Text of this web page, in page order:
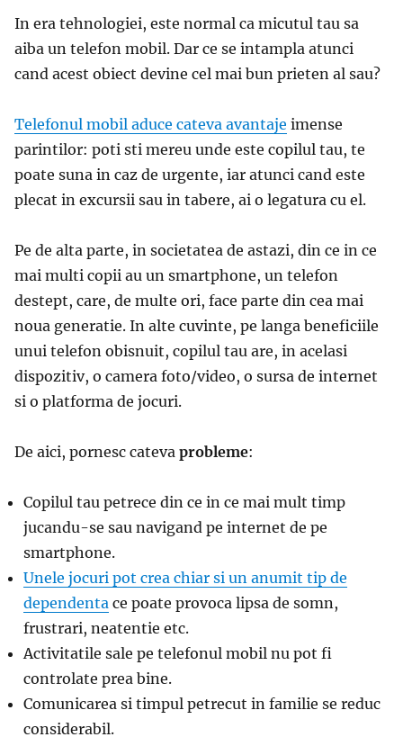
In era tehnologiei, este normal ca micutul tau sa
aiba un telefon mobil. Dar ce se intampla atunci
cand acest obiect devine cel mai bun prieten al sau?
Telefonul mobil aduce cateva avantaje imense
parintilor: poti sti mereu unde este copilul tau, te
poate suna in caz de urgente, iar atunci cand este
plecat in excursii sau in tabere, ai o legatura cu el.
Pe de alta parte, in societatea de astazi, din ce in ce
mai multi copii au un smartphone, un telefon
destept, care, de multe ori, face parte din cea mai
noua generatie. In alte cuvinte, pe langa beneficiile
unui telefon obisnuit, copilul tau are, in acelasi
dispozitiv, o camera foto/video, o sursa de internet
si o platforma de jocuri.
De aici, pornesc cateva probleme:
Copilul tau petrece din ce in ce mai mult timp
jucandu-se sau navigand pe internet de pe
smartphone.
Unele jocuri pot crea chiar si un anumit tip de
dependenta ce poate provoca lipsa de somn,
frustrari, neatentie etc.
Activitatile sale pe telefonul mobil nu pot fi
controlate prea bine.
Comunicarea si timpul petrecut in familie se reduc
considerabil.